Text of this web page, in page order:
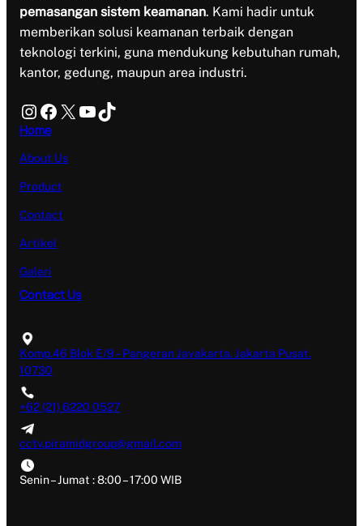
pemasangan sistem keamanan. Kami hadir untuk
memberikan solusi keamanan terbaik dengan
teknologi terkini, guna mendukung kebutuhan rumah,
kantor, gedung, maupun area industri.
Instagram Facebook X YouTube TikTok
Home
About Us
Product
Contact
Artikel
Galeri
Contact Us
Komp.46 Blok E/9 – Pangeran Jayakarta. Jakarta Pusat.
10730
+62 (21) 6220 0527
cctv.piramidgroup@gmail.com
Senin – Jumat : 8:00 – 17:00 WIB